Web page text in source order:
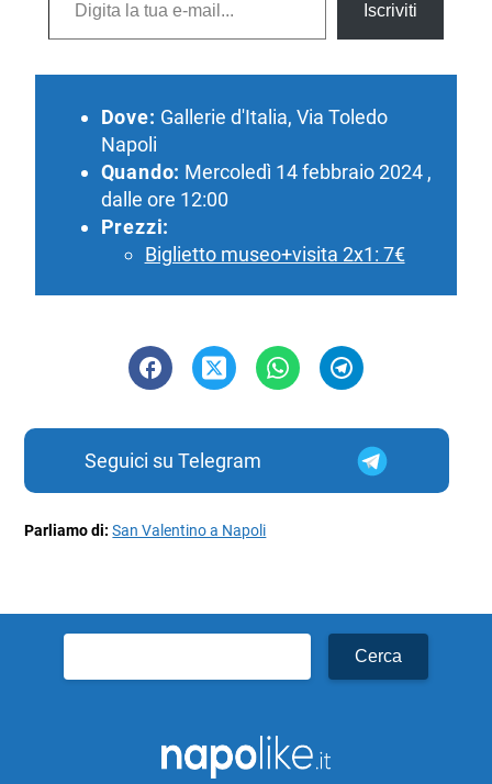
Iscriviti
Dove: Gallerie d'Italia, Via Toledo
Napoli
Quando: Mercoledì 14 febbraio 2024 ,
dalle ore 12:00
Prezzi:
Biglietto museo+visita 2x1: 7€
Seguici su Telegram
Parliamo di:San Valentino a Napoli
per: